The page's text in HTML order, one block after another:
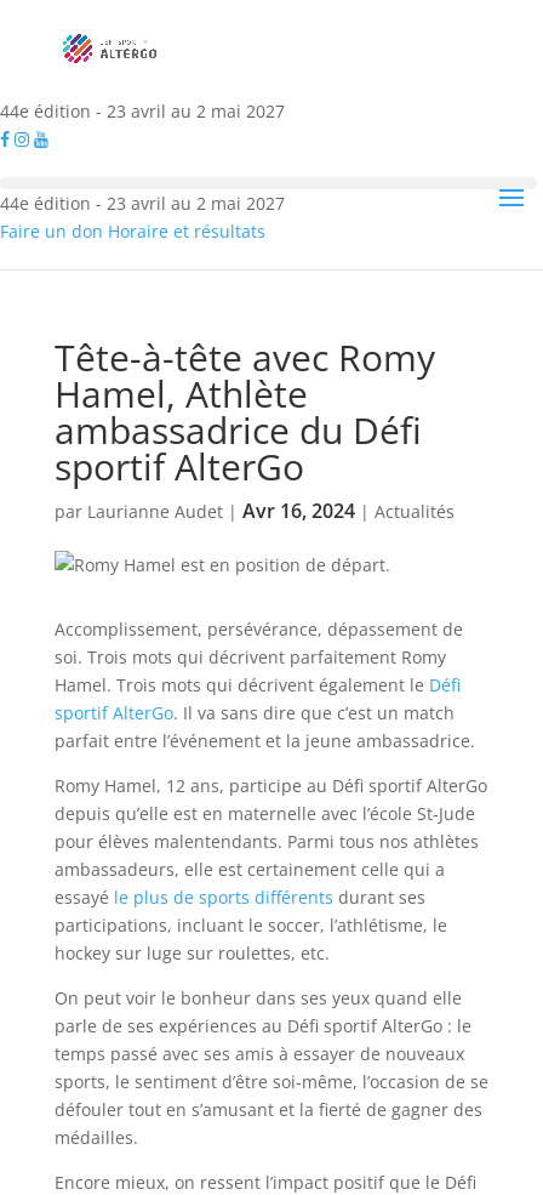
44e édition - 23 avril au 2 mai 2027
44e édition - 23 avril au 2 mai 2027
Faire un don Horaire et résultats
Tête-à-tête avec Romy
Hamel, Athlète
ambassadrice du Défi
sportif AlterGo
par Laurianne Audet| Avr 16, 2024| Actualités
Accomplissement, persévérance, dépassement de
soi. Trois mots qui décrivent parfaitement Romy
Hamel. Trois mots qui décrivent également le Défi
sportif AlterGo. Il va sans dire que c’est un match
parfait entre l’événement et la jeune ambassadrice.
Romy Hamel, 12 ans, participe au Défi sportif AlterGo
depuis qu’elle est en maternelle avec l’école St-Jude
pour élèves malentendants. Parmi tous nos athlètes
ambassadeurs, elle est certainement celle qui a
essayé le plus de sports différents durant ses
participations, incluant le soccer, l’athlétisme, le
hockey sur luge sur roulettes, etc.
On peut voir le bonheur dans ses yeux quand elle
parle de ses expériences au Défi sportif AlterGo : le
temps passé avec ses amis à essayer de nouveaux
sports, le sentiment d’être soi-même, l’occasion de se
défouler tout en s’amusant et la fierté de gagner des
médailles.
Encore mieux, on ressent l’impact positif que le Défi